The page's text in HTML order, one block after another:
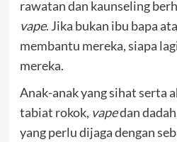
rawatan dan kaunseling
vape. Jika bukan ibu bapa
membantu mereka, siapa
mereka.
Anak-anak yang sihat serta
tabiat rokok, vapedan
yang perlu dijaga dengan